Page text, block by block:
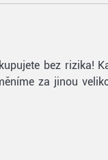
bez rizika!
za jinou